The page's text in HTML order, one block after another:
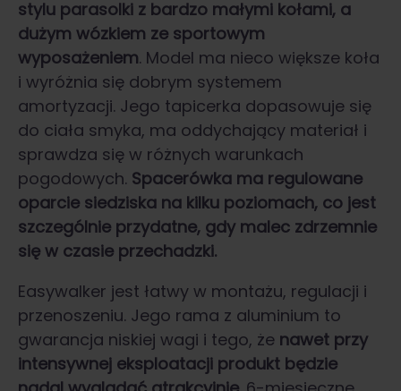
stylu parasolki z bardzo małymi kołami, a
dużym wózkiem ze sportowym
wyposażeniem. Model ma nieco większe koła
i wyróżnia się dobrym systemem
amortyzacji. Jego tapicerka dopasowuje się
do ciała smyka, ma oddychający materiał i
sprawdza się w różnych warunkach
pogodowych. Spacerówka ma regulowane
oparcie siedziska na kilku poziomach, co jest
szczególnie przydatne, gdy malec zdrzemnie
się w czasie przechadzki.
Easywalker jest łatwy w montażu, regulacji i
przenoszeniu. Jego rama z aluminium to
gwarancja niskiej wagi i tego, że nawet przy
intensywnej eksploatacji produkt będzie